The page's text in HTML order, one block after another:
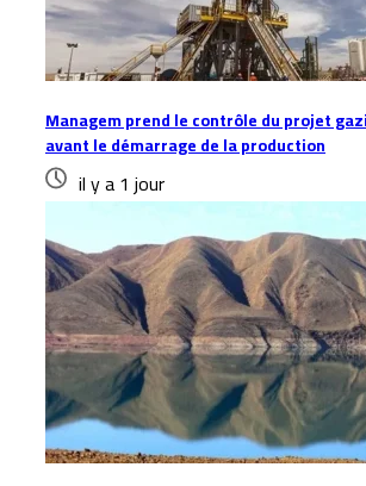
Managem prend le contrôle du projet
avant le démarrage de la production
il y a 1 jour